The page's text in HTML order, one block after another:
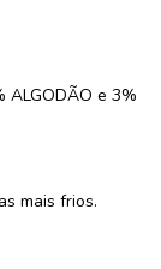
ALGODÃO e 3%
mais frios.